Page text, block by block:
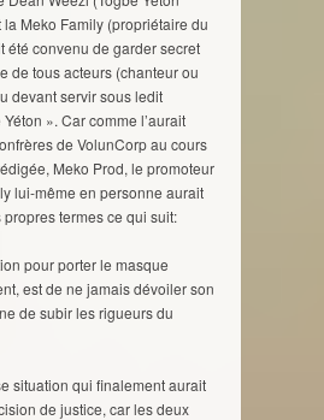
la Meko Family (propriétaire du
été convenu de garder secret
de tous acteurs (chanteur ou
devant servir sous ledit
». Car comme l’aurait
de VolunCorp au cours
Meko Prod, le promoteur
lui-même en personne aurait
termes ce qui suit:
pour porter le masque
est de ne jamais dévoiler son
de subir les rigueurs du
situation qui finalement aurait
de justice, car les deux